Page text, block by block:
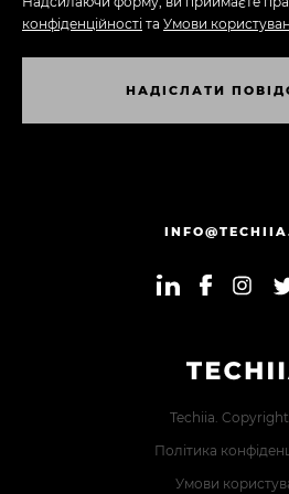
Techiia.
Політика
Умови
конфіденційності та Умови
НАДІ СЛ АТИ П ОВІ Д